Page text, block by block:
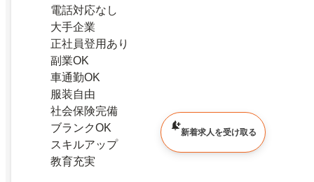
電話対応なし
大手企業
正社員登用あり
副業OK
車通勤OK
服装自由
社会保険完備
ブランクOK
スキルアップ
教育充実
新着求人を受け取る